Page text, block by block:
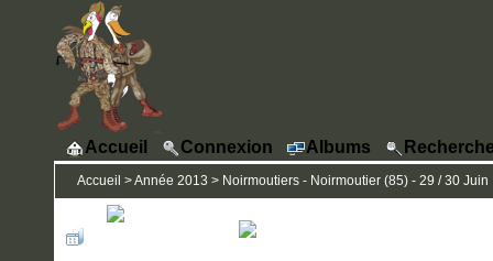
Accueil Connexion Albums
Accueil >Année 2013 > Noirmoutiers - Noirmoutier (85) - 29 / 30 Juin